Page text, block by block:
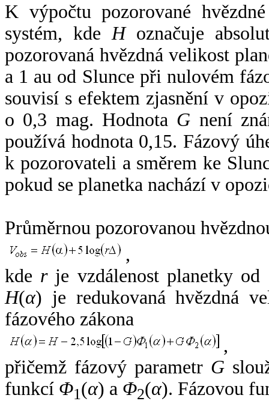
K výpočtu pozorované
systém, kde Hoznačuje
pozorovaná hvězdná velikost
a 1 au od Slunce při nulovém
souvisí s efektem zjasnění v
o 0,3 mag. Hodnota G není
používá hodnota 0,15. Fázový
k pozorovateli a směrem ke
pokud se planetka nachází v
Průměrnou pozorovanou
,
kde rje vzdálenost planetky od
H(α) je redukovaná hvězdná
fázového zákona
,
přičemž fázový parametr G
funkcí Φ1(α) a Φ2(α). Fázovou